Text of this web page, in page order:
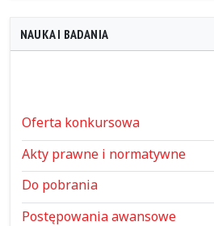
NAUKA I BADANIA
Oferta konkursowa
Akty prawne i normatywne
Do pobrania
Postępowania awansowe